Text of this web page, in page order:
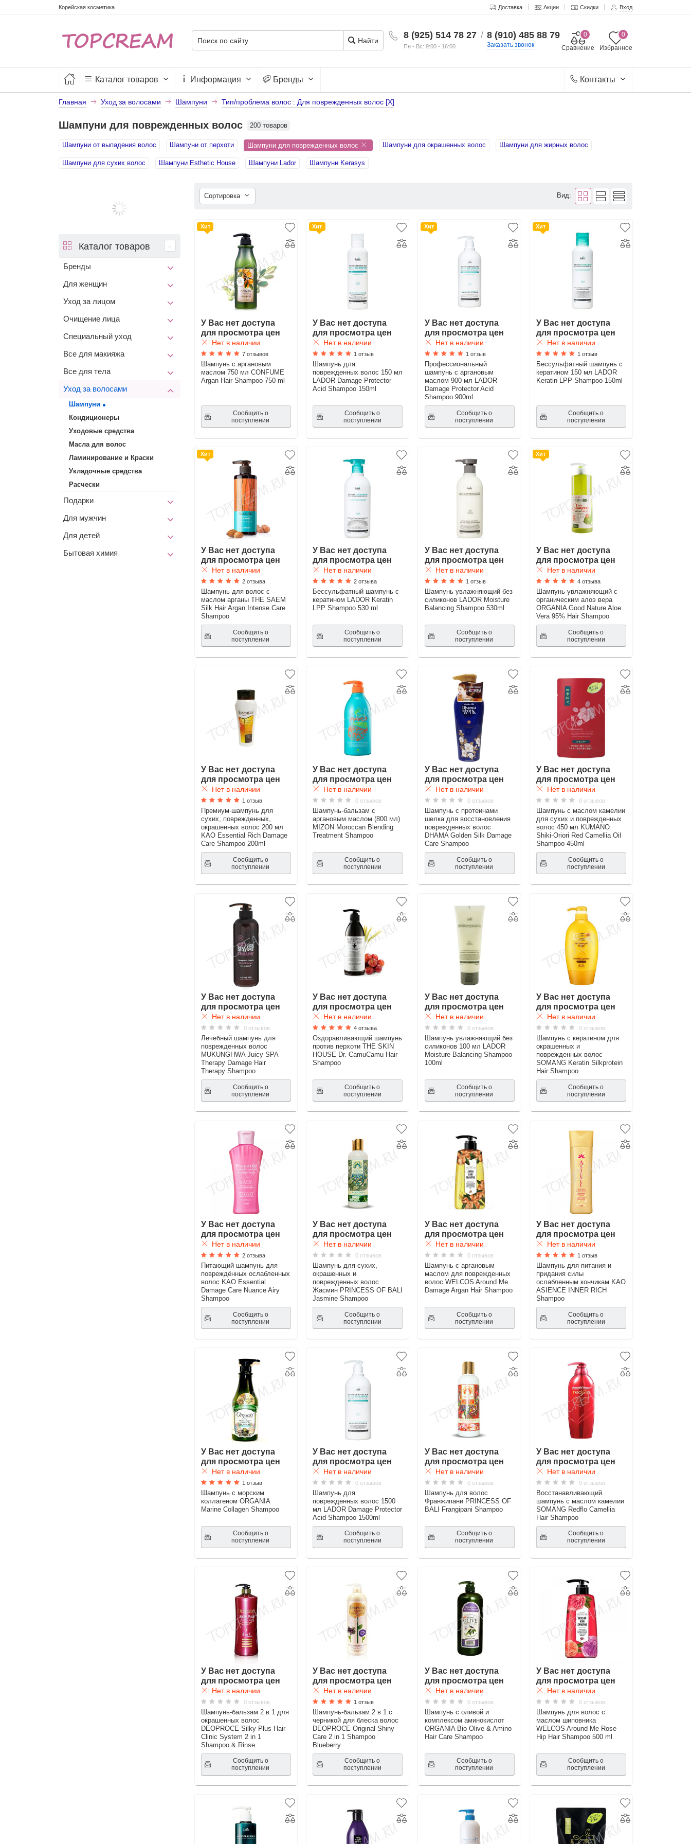
Корейская косметика Доставка Акции Скидки Вход
8 (925) 514 78 27
Пн - Вс: 9:00 - 16:00
/ 8 (910) 485 88 79
Заказать звонок Избранное
0
Сравнение
0
Найти
Каталог товаров Информация Бренды Контакты
Главная Уход за волосами Шампуни Тип/проблема волос : Для поврежденных волос [X]
Шампуни для поврежденных волос 200 товаров
Шампуни от выпадения волос Шампуни от перхоти Шампуни для поврежденных волос Шампуни для окрашенных волос Шампуни для жирных волос
Шампуни для сухих волос Шампуни Esthetic House Шампуни Lador Шампуни Kerasys
Сортировка Вид:
Хит
У Вас нет доступа
для просмотра цен
Нет в наличии
7 отзывов
Шампунь с аргановым
маслом 750 мл CONFUME
Argan Hair Shampoo 750 ml
Сообщить о
поступлении
Хит
У Вас нет доступа
для просмотра цен
Нет в наличии
1 отзыв
Шампунь для
поврежденных волос 150 мл
LADOR Damage Protector
Acid Shampoo 150ml
Сообщить о
поступлении
Хит
У Вас нет доступа
для просмотра цен
Нет в наличии
1 отзыв
Профессиональный
шампунь с аргановым
маслом 900 мл LADOR
Damage Protector Acid
Shampoo 900ml
Сообщить о
поступлении
Хит
У Вас нет доступа
для просмотра цен
Нет в наличии
1 отзыв
Бессульфатный шампунь с
кератином 150 мл LADOR
Keratin LPP Shampoo 150ml
Сообщить о
поступлении
Хит
У Вас нет доступа
для просмотра цен
Нет в наличии
2 отзыва
Шампунь для волос с
маслом арганы THE SAEM
Silk Hair Argan Intense Care
Shampoo
Сообщить о
поступлении
У Вас нет доступа
для просмотра цен
Нет в наличии
2 отзыва
Бессульфатный шампунь с
кератином LADOR Keratin
LPP Shampoo 530 ml
Сообщить о
поступлении
У Вас нет доступа
для просмотра цен
Нет в наличии
1 отзыв
Шампунь увлажняющий без
силиконов LADOR Moisture
Balancing Shampoo 530ml
Сообщить о
поступлении
Хит
У Вас нет доступа
для просмотра цен
Нет в наличии
4 отзыва
Шампунь увлажняющий с
органическим алоэ вера
ORGANIA Good Nature Aloe
Vera 95% Hair Shampoo
Сообщить о
поступлении
У Вас нет доступа
для просмотра цен
Нет в наличии
1 отзыв
Премиум-шампунь для
сухих, поврежденных,
окрашенных волос 200 мл
KAO Essential Rich Damage
Care Shampoo 200ml
Сообщить о
поступлении
У Вас нет доступа
для просмотра цен
Нет в наличии
0 отзывов
Шампунь-бальзам с
аргановым маслом (800 мл)
MIZON Moroccan Blending
Treatment Shampoo
Сообщить о
поступлении
У Вас нет доступа
для просмотра цен
Нет в наличии
0 отзывов
Шампунь с протеинами
шелка для восстановления
поврежденных волос
DHAMA Golden Silk Damage
Care Shampoo
Сообщить о
поступлении
У Вас нет доступа
для просмотра цен
Нет в наличии
0 отзывов
Шампунь с маслом камелии
для сухих и поврежденных
волос 450 мл KUMANO
Shiki-Oriori Red Camellia Oil
Shampoo 450ml
Сообщить о
поступлении
У Вас нет доступа
для просмотра цен
Нет в наличии
0 отзывов
Лечебный шампунь для
поврежденных волос
MUKUNGHWA Juicy SPA
Therapy Damage Hair
Therapy Shampoo
Сообщить о
поступлении
У Вас нет доступа
для просмотра цен
Нет в наличии
4 отзыва
Оздоравливающий шампунь
против перхоти THE SKIN
HOUSE Dr. CamuCamu Hair
Shampoo
Сообщить о
поступлении
У Вас нет доступа
для просмотра цен
Нет в наличии
0 отзывов
Шампунь увлажняющий без
силиконов 100 мл LADOR
Moisture Balancing Shampoo
100ml
Сообщить о
поступлении
У Вас нет доступа
для просмотра цен
Нет в наличии
0 отзывов
Шампунь с кератином для
окрашенных и
поврежденных волос
SOMANG Keratin Silkprotein
Hair Shampoo
Сообщить о
поступлении
У Вас нет доступа
для просмотра цен
Нет в наличии
2 отзыва
Питающий шампунь для
повреждённых ослабленных
волос KAO Essential
Damage Care Nuance Airy
Shampoo
Сообщить о
поступлении
У Вас нет доступа
для просмотра цен
Нет в наличии
0 отзывов
Шампунь для сухих,
окрашенных и
поврежденных волос
Жасмин PRINCESS OF BALI
Jasmine Shampoo
Сообщить о
поступлении
У Вас нет доступа
для просмотра цен
Нет в наличии
0 отзывов
Шампунь с аргановым
маслом для поврежденных
волос WELCOS Around Me
Damage Argan Hair Shampoo
Сообщить о
поступлении
У Вас нет доступа
для просмотра цен
Нет в наличии
1 отзыв
Шампунь для питания и
придания силы
ослабленным кончикам KAO
ASIENCE INNER RICH
Shampoo
Сообщить о
поступлении
У Вас нет доступа
для просмотра цен
Нет в наличии
1 отзыв
Шампунь с морским
коллагеном ORGANIA
Marine Collagen Shampoo
Сообщить о
поступлении
У Вас нет доступа
для просмотра цен
Нет в наличии
0 отзывов
Шампунь для
поврежденных волос 1500
мл LADOR Damage Protector
Acid Shampoo 1500ml
Сообщить о
поступлении
У Вас нет доступа
для просмотра цен
Нет в наличии
0 отзывов
Шампунь для волос
Франжипани PRINCESS OF
BALI Frangipani Shampoo
Сообщить о
поступлении
У Вас нет доступа
для просмотра цен
Нет в наличии
0 отзывов
Восстанавливающий
шампунь с маслом камелии
SOMANG Redflo Camellia
Hair Shampoo
Сообщить о
поступлении
У Вас нет доступа
для просмотра цен
Нет в наличии
0 отзывов
Шампунь-бальзам 2 в 1 для
окрашенных волос
DEOPROCE Silky Plus Hair
Clinic System 2 in 1
Shampoo & Rinse
Сообщить о
поступлении
У Вас нет доступа
для просмотра цен
Нет в наличии
1 отзыв
Шампунь-бальзам 2 в 1 с
черникой для блеска волос
DEOPROCE Original Shiny
Care 2 in 1 Shampoo
Blueberry
Сообщить о
поступлении
У Вас нет доступа
для просмотра цен
Нет в наличии
0 отзывов
Шампунь с оливой и
комплексом аминокислот
ORGANIA Bio Olive & Amino
Hair Care Shampoo
Сообщить о
поступлении
У Вас нет доступа
для просмотра цен
Нет в наличии
0 отзывов
Шампунь для волос с
маслом шиповника
WELCOS Around Me Rose
Hip Hair Shampoo 500 ml
Сообщить о
поступлении
Каталог товаров
Бренды
Для женщин
Уход за лицом
Очищение лица
Специальный уход
Все для макияжа
Все для тела
Уход за волосами
Шампуни
Кондиционеры
Уходовые средства
Масла для волос
Ламинирование и Краски
Укладочные средства
Расчески
Подарки
Для мужчин
Для детей
Бытовая химия